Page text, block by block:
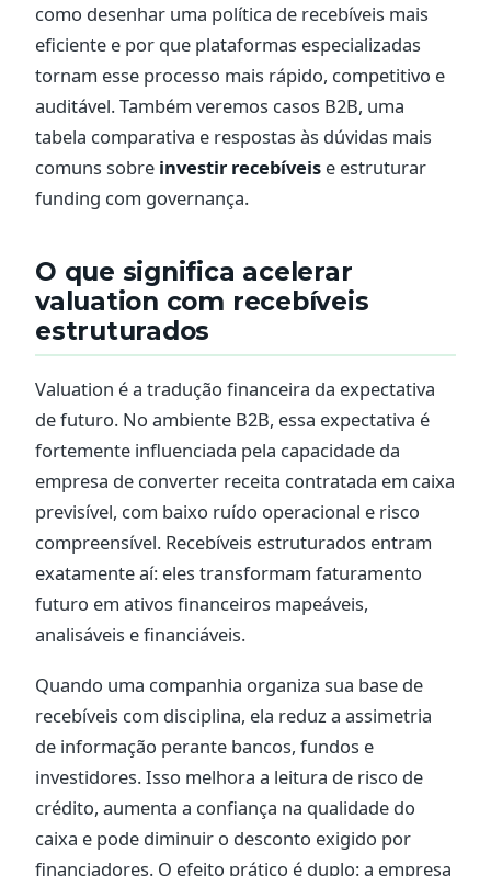
como desenhar uma política de recebíveis mais
eficiente e por que plataformas especializadas
tornam esse processo mais rápido, competitivo e
auditável. Também veremos casos B2B, uma
tabela comparativa e respostas às dúvidas mais
comuns sobre investir recebíveis e estruturar
funding com governança.
O que significa acelerar
valuation com recebíveis
estruturados
Valuation é a tradução financeira da expectativa
de futuro. No ambiente B2B, essa expectativa é
fortemente influenciada pela capacidade da
empresa de converter receita contratada em caixa
previsível, com baixo ruído operacional e risco
compreensível. Recebíveis estruturados entram
exatamente aí: eles transformam faturamento
futuro em ativos financeiros mapeáveis,
analisáveis e financiáveis.
Quando uma companhia organiza sua base de
recebíveis com disciplina, ela reduz a assimetria
de informação perante bancos, fundos e
investidores. Isso melhora a leitura de risco de
crédito, aumenta a confiança na qualidade do
caixa e pode diminuir o desconto exigido por
financiadores. O efeito prático é duplo: a empresa